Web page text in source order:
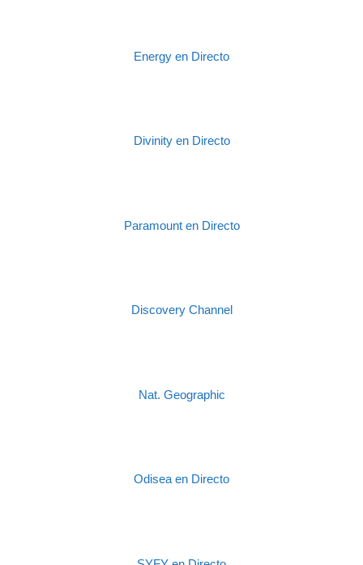
Energy en Directo
Divinity en Directo
Paramount en Directo
Discovery Channel
Nat. Geographic
Odisea en Directo